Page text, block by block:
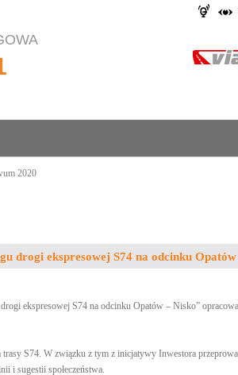
2020
drogi ekspresowej S74 na odcinku
ekspresowej S74 na odcinku Opatów – Nisko”
S74. W związku z tym z inicjatywy Inwestora
i sugestii społeczeństwa.